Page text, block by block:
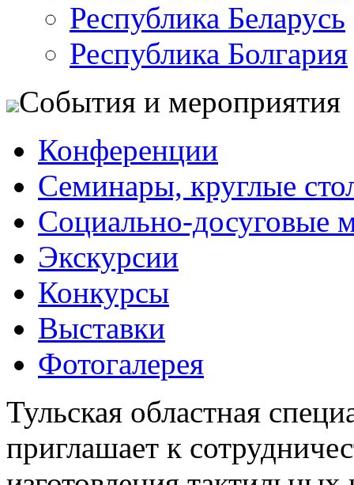
Республика Беларусь
Республика Болгария
События и мероприятия
Конференции
Семинары, круглые
Социально-досуговые
Экскурсии
Конкурсы
Выставки
Фотогалерея
Тульская областная
приглашает к